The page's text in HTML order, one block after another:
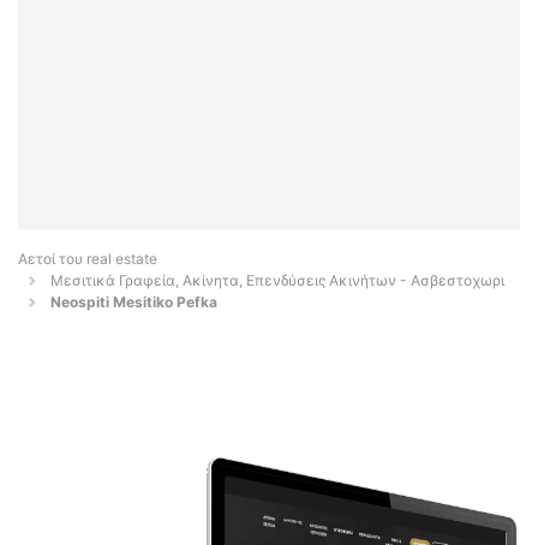
Αετοί του real estate
Μεσιτικά Γραφεία, Ακίνητα, Επενδύσεις Ακινήτων - Ασβεστοχωρι
Neospiti Mesitiko Pefka